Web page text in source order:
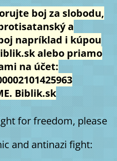
boj za slobodu,
a
napríklad i kúpou
alebo priamo
na účet:
Biblik.sk
for freedom, please
and antinazi fight: